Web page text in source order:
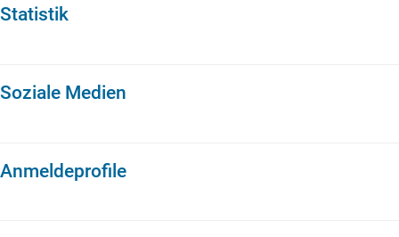
Statistik
Soziale Medien
Anmeldeprofile